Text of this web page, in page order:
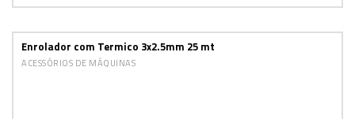
Enrolador com Termico 3x2.5mm 25 mt
ACESSÓRIOS DE MÁQUINAS